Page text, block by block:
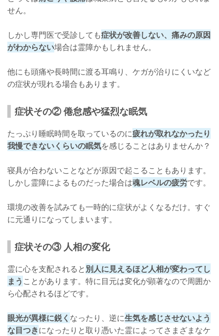
せん。
しかし専門医で受診しても症状が改善しない、痛みの原因
がわからない場合は霊障かもしれません。
他にも頭痛や長時間に渡る耳鳴り、ケガが治りにくいなど
の症状が現れる場合もあります。
症状その② 倦怠感や猛烈な眠気
たっぷり睡眠時間を取っているのに疲れが取れなかったり
我慢できないくらいの眠気を感じることはありませんか？
寝具が合わないことなどが原因で起こることもあります。
しかし霊障によるものだった場合は魂レベルの疲労です。
環境の改善を試みても一時的に症状がよくなるだけ。すぐ
に元通りになってしまいます。
症状その③ 人相の変化
霊に心を支配されると別人に見えるほど人相が変わってし
まう ことがあります。特に目元は変化が顕著なので周囲か
ら心配されるほどです。
眼光が異様に鋭く なったり、逆に生気を感じさせないよう
な目つきになったりと取り憑いた霊によってさまざまなケ